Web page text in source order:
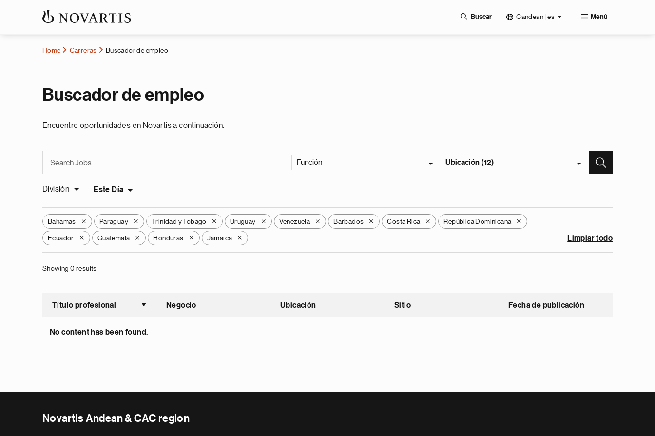
Buscar Candean | es Menú
Home Carreras Buscador de empleo
Buscador de empleo
Encuentre oportunidades en Novartis a continuación.
Función Ubicación (12)
División Este Día
Bahamas X Paraguay X Trinidad y Tobago X Uruguay X Venezuela X Barbados X Costa Rica X República Dominicana X
Ecuador X Guatemala X Honduras X Jamaica X Limpiar todo
Showing 0 results
Título profesional
Ordenar ascendente
Negocio Ubicación Sitio Fecha de publicación
No content has been found.
Novartis Andean & CAC region